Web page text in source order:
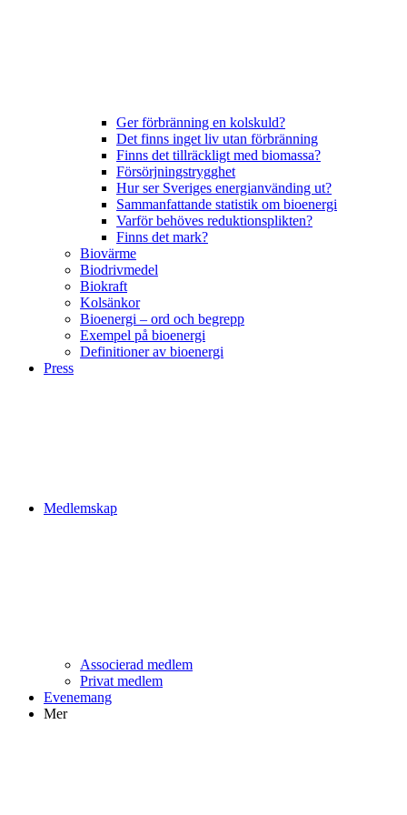
Ger förbränning en kolskuld?
Det finns inget liv utan förbränning
Finns det tillräckligt med biomassa?
Försörjningstrygghet
Hur ser Sveriges energianvänding ut?
Sammanfattande statistik om bioenergi
Varför behöves reduktionsplikten?
Finns det mark?
Biovärme
Biodrivmedel
Biokraft
Kolsänkor
Bioenergi – ord och begrepp
Exempel på bioenergi
Definitioner av bioenergi
Press
Medlemskap
Associerad medlem
Privat medlem
Evenemang
Mer